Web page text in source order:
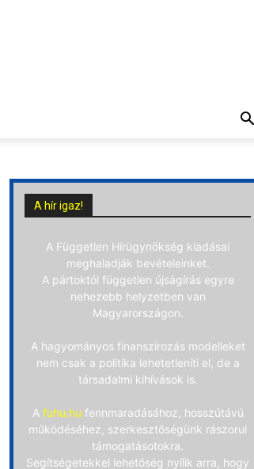
A hír igaz!
A Független Hírügynökség kiadásai
meghaladják bevételeinket.
A pártoktól független újságírás egyre
nehezebb helyzetben van
Magyarországon.
A hagyományos finanszírozás modelleket
nem csak a politika lehetetleníti el, de a
társadalmi kihívások is.
A fuhu.hu fennmaradásához, hosszútávú
működéséhez, szerkesztőségünk rászorul
támogatásotokra.
Segítségetekkel lehetőség nyílik arra, hogy